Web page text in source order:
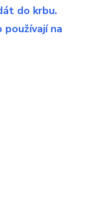
do krbu.
používají na